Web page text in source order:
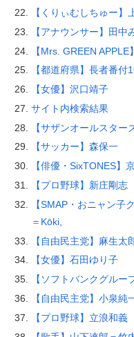
【くりぃむしちゅー】
【アナウンサー】田中
【Mrs. GREEN APPLE
【都道府県】長者番付
【女優】沢口靖子
サイト内検索結果
【サザンオールスタ
【サッカー】森保一
【俳優・SixTONES】
【プロ野球】新庄剛志
【SMAP・おニャン子
＝Kōki,
【自由民主党】麻生太
【女優】石田ゆり子
【ソフトバンクグルー
【自由民主党】小泉純
【プロ野球】立浪和義